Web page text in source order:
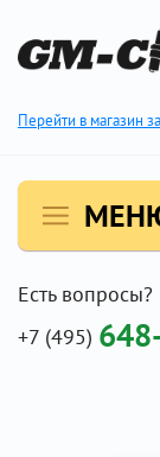
Перейти в магазин
Есть вопросы?
+7 (495)